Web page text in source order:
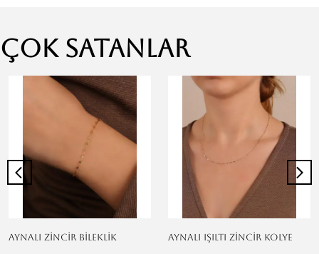
Çok Satanlar
AYNALI ZİNCİR BİLEKLİK AYNALI IŞILTI ZİNCİR KOLYE